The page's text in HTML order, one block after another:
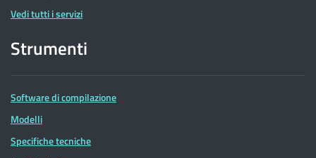
Vedi tutti i servizi
Strumenti
Software di compilazione
Modelli
Specifiche tecniche